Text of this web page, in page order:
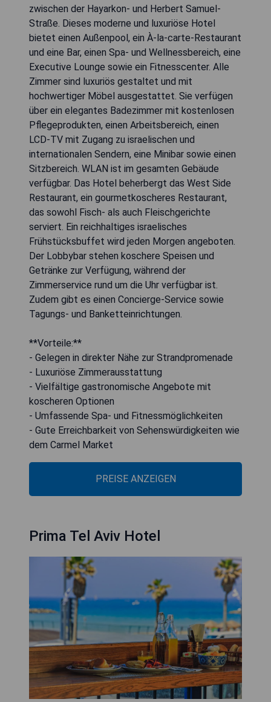
zwischen der Hayarkon- und Herbert Samuel-
Straße. Dieses moderne und luxuriöse Hotel
bietet einen Außenpool, ein À-la-carte-Restaurant
und eine Bar, einen Spa- und Wellnessbereich, eine
Executive Lounge sowie ein Fitnesscenter. Alle
Zimmer sind luxuriös gestaltet und mit
hochwertiger Möbel ausgestattet. Sie verfügen
über ein elegantes Badezimmer mit kostenlosen
Pflegeprodukten, einen Arbeitsbereich, einen
LCD-TV mit Zugang zu israelischen und
internationalen Sendern, eine Minibar sowie einen
Sitzbereich. WLAN ist im gesamten Gebäude
verfügbar. Das Hotel beherbergt das West Side
Restaurant, ein gourmetkoscheres Restaurant,
das sowohl Fisch- als auch Fleischgerichte
serviert. Ein reichhaltiges israelisches
Frühstücksbuffet wird jeden Morgen angeboten.
Der Lobbybar stehen koschere Speisen und
Getränke zur Verfügung, während der
Zimmerservice rund um die Uhr verfügbar ist.
Zudem gibt es einen Concierge-Service sowie
Tagungs- und Banketteinrichtungen.
**Vorteile:**
- Gelegen in direkter Nähe zur Strandpromenade
- Luxuriöse Zimmerausstattung
- Vielfältige gastronomische Angebote mit
koscheren Optionen
- Umfassende Spa- und Fitnessmöglichkeiten
- Gute Erreichbarkeit von Sehenswürdigkeiten wie
dem Carmel Market
PREISE ANZEIGEN
Prima Tel Aviv Hotel